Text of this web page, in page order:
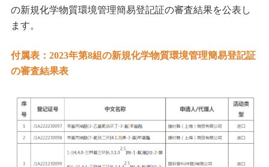
の新規化学物質環境管理簡易登記証の審査結果を公表し
ます。
付属表： 2023年第8組の新規化学物質環境管理簡易登記証
の審査結果表